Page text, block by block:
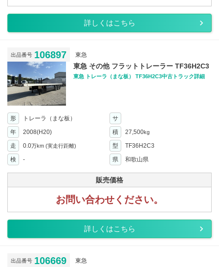
詳しくはこちら
出品番号 106897 東急
東急 その他 フラットトレーラー TF36H2C3
東急 トレーラ（まな板） TF36H2C3中古トラック詳細
形 トレーラ（まな板）
サ
年
2008(H20) 積 27,500kg
走 0.0万km (実走行距離) 型
TF36H2C3
検
- 県 和歌山県
販売価格
お問い合わせください。
詳しくはこちら
出品番号 106669 東急